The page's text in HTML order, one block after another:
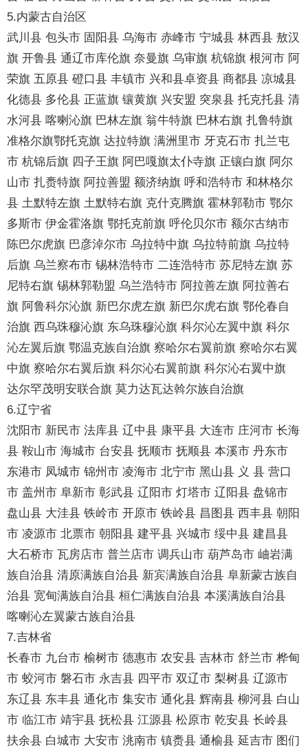
5.内蒙古自治区
武川县 包头市 固阳县 乌海市 赤峰市 宁城县 林西县 敖汉
旗 开鲁县 通辽市库伦旗 奈曼旗 乌审旗 杭锦旗 根河市 阿
荣旗 五原县 磴口县 丰镇市 兴和县卓资县 商都县 凉城县
化德县 多伦县 正蓝旗 镶黄旗 兴安盟 突泉县 托克托县 清
水河县 喀喇沁旗 巴林左旗 翁牛特旗 巴林右旗 扎鲁特旗
准格尔旗鄂托克旗 达拉特旗 满洲里市 牙克石市 扎兰屯
市 杭锦后旗 四子王旗 阿巴嘎旗太仆寺旗 正镶白旗 阿尔
山市 扎赉特旗 阿拉善盟 额济纳旗 呼和浩特市 和林格尔
县 土默特左旗 土默特右旗 克什克腾旗 霍林郭勒市 鄂尔
多斯市 伊金霍洛旗 鄂托克前旗 呼伦贝尔市 额尔古纳市
陈巴尔虎旗 巴彦淖尔市 乌拉特中旗 乌拉特前旗 乌拉特
后旗 乌兰察布市 锡林浩特市 二连浩特市 苏尼特左旗 苏
尼特右旗 锡林郭勒盟 乌兰浩特市 阿拉善左旗 阿拉善右
旗 阿鲁科尔沁旗 新巴尔虎左旗 新巴尔虎右旗 鄂伦春自
治旗 西乌珠穆沁旗 东乌珠穆沁旗 科尔沁左翼中旗 科尔
沁左翼后旗 鄂温克族自治旗 察哈尔右翼前旗 察哈尔右翼
中旗 察哈尔右翼后旗 科尔沁右翼前旗 科尔沁右翼中旗
达尔罕茂明安联合旗 莫力达瓦达斡尔族自治旗
6.辽宁省
沈阳市 新民市 法库县 辽中县 康平县 大连市 庄河市 长海
县 鞍山市 海城市 台安县 抚顺市 抚顺县 本溪市 丹东市
东港市 凤城市 锦州市 凌海市 北宁市 黑山县 义 县 营口
市 盖州市 阜新市 彰武县 辽阳市 灯塔市 辽阳县 盘锦市
盘山县 大洼县 铁岭市 开原市 铁岭县 昌图县 西丰县 朝阳
市 凌源市 北票市 朝阳县 建平县 兴城市 绥中县 建昌县
大石桥市 瓦房店市 普兰店市 调兵山市 葫芦岛市 岫岩满
族自治县 清原满族自治县 新宾满族自治县 阜新蒙古族自
治县 宽甸满族自治县 桓仁满族自治县 本溪满族自治县
喀喇沁左翼蒙古族自治县
7.吉林省
长春市 九台市 榆树市 德惠市 农安县 吉林市 舒兰市 桦甸
市 蛟河市 磐石市 永吉县 四平市 双辽市 梨树县 辽源市
东辽县 东丰县 通化市 集安市 通化县 辉南县 柳河县 白山
市 临江市 靖宇县 抚松县 江源县 松原市 乾安县 长岭县
扶余县 白城市 大安市 洮南市 镇赉县 通榆县 延吉市 图们